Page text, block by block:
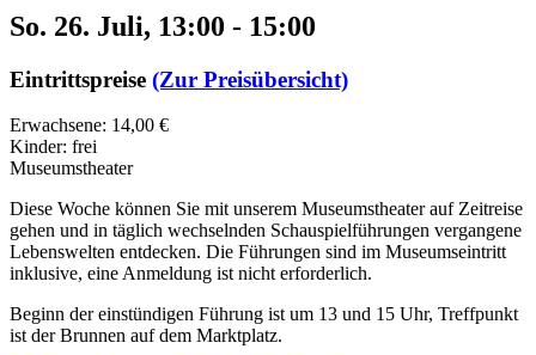
So. 26. Juli, 13:00 - 15:00
Eintrittspreise (Zur Preisübersicht)
Erwachsene: 14,00 €
Kinder: frei
Museumstheater
Diese Woche können Sie mit unserem Museumstheater auf Zeitreise
gehen und in täglich wechselnden Schauspielführungen vergangene
Lebenswelten entdecken. Die Führungen sind im Museumseintritt
inklusive, eine Anmeldung ist nicht erforderlich.
Beginn der einstündigen Führung ist um 13 und 15 Uhr, Treffpunkt
ist der Brunnen auf dem Marktplatz.